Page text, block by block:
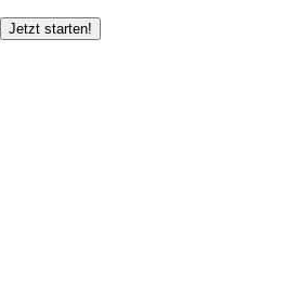
Jetzt starten!